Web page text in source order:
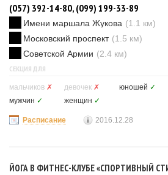
(057) 392-14-80, (099) 199-33-89
Имени маршала Жукова (1.1 км)
Московский проспект (1.5 км)
Советской Армии (2.4 км)
СЕКЦИЯ ДЛЯ
мальчиков ✗ девочек ✗ юношей ✓
мужчин ✓ женщин ✓
Расписание 2016.12.28
ЙОГА В ФИТНЕС-КЛУБЕ «СПОРТИВНЫЙ